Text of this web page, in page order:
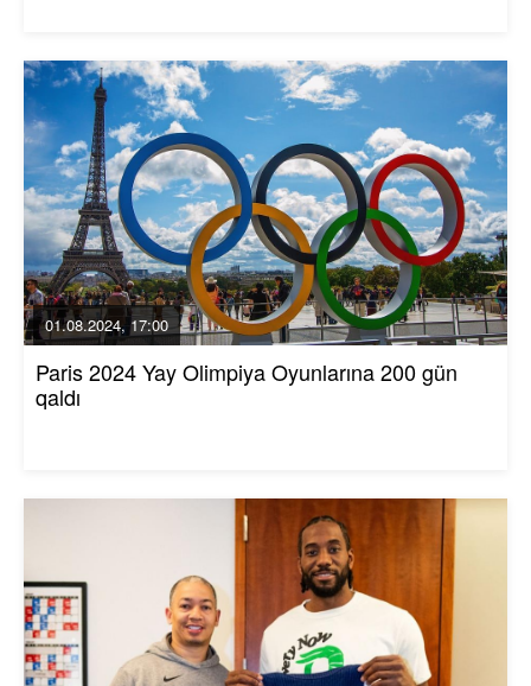
01.08.2024, 17:00
Paris 2024 Yay Olimpiya Oyunlarına 200 gün
qaldı